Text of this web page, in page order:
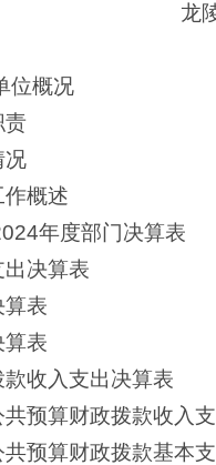
龙
位概况
责
况
作概述
年度部门决算表
决算表
算表
算表
款收入支出决算表
共预算财政拨款收入
共预算财政拨款基本